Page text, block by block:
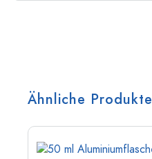
Ähnliche Produkte